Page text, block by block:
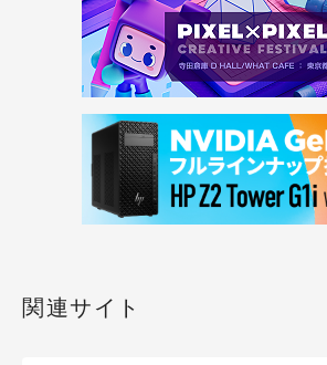
関連サイト